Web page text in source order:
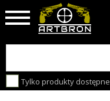
Tylko produkty dostępne